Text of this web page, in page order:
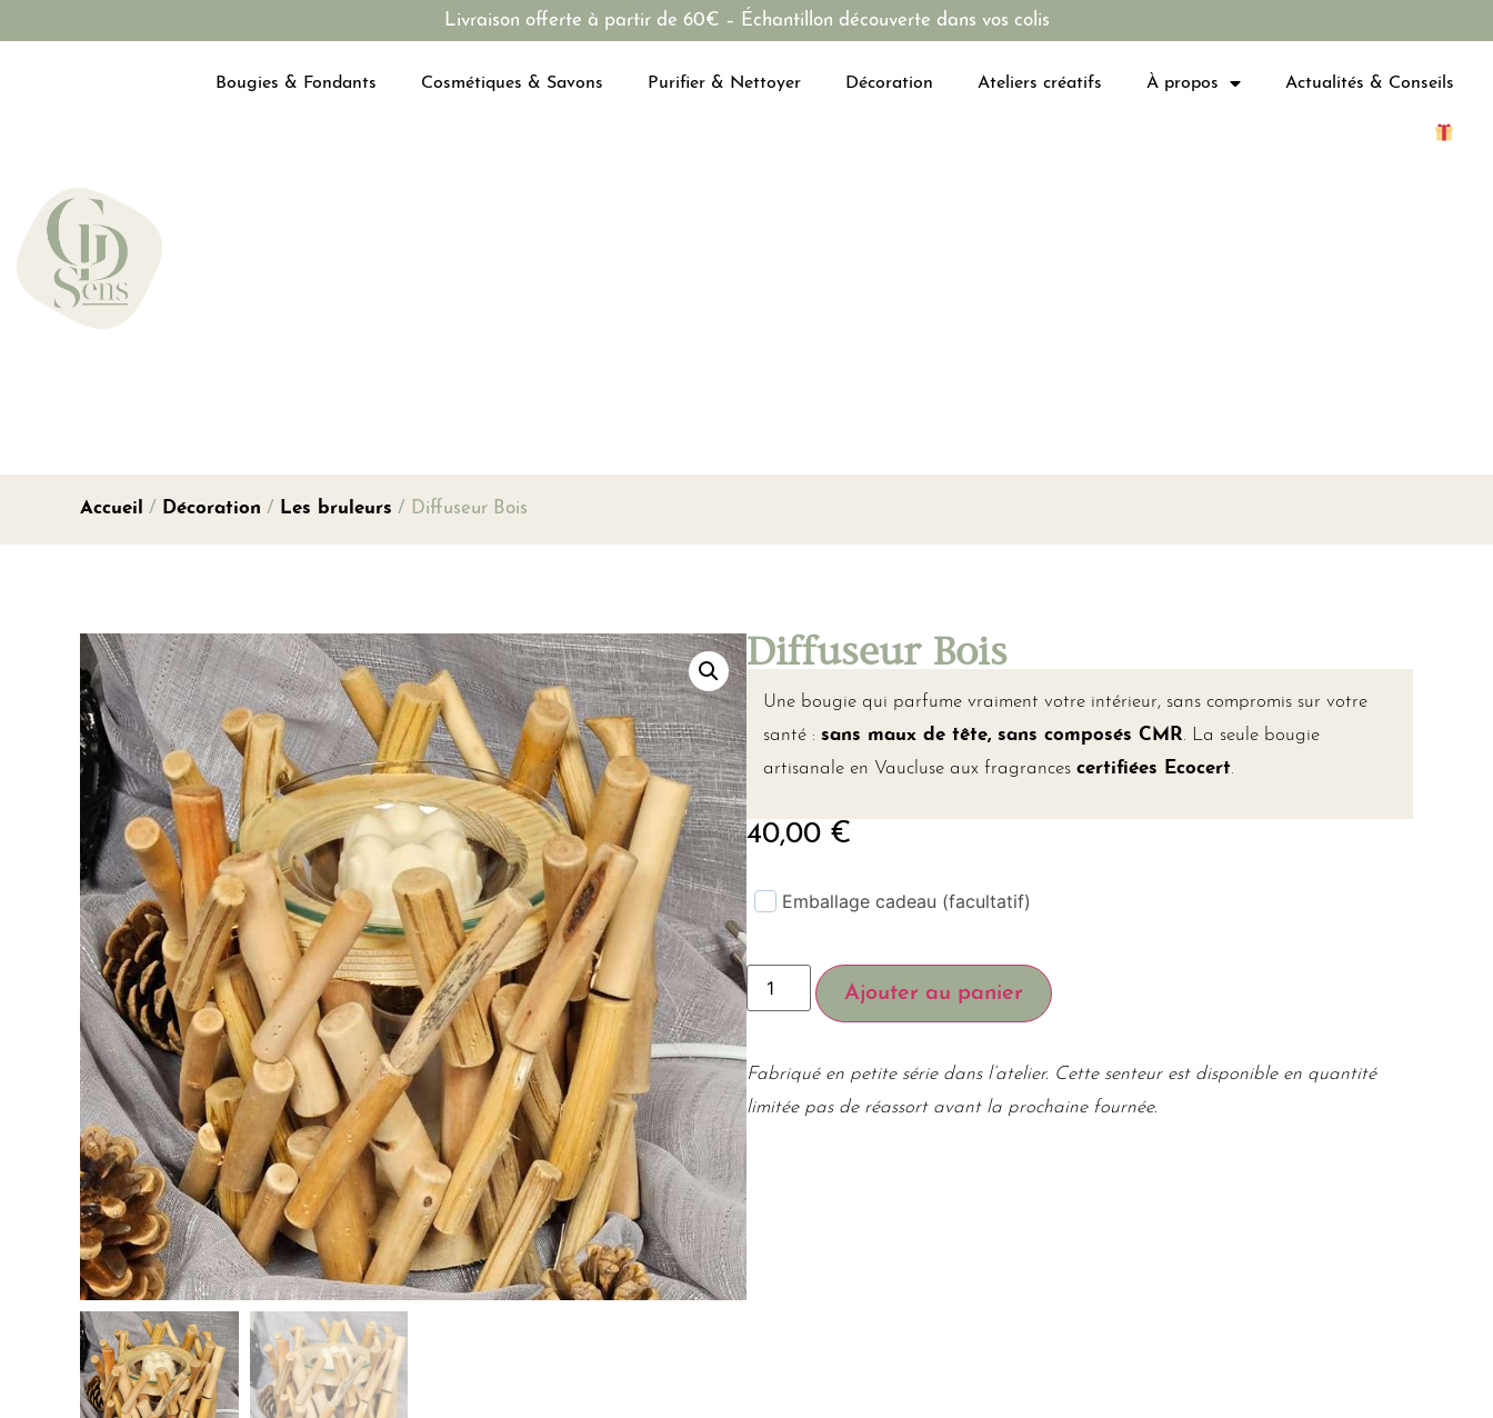
Livraison offerte à partir de 60€ – Échantillon découverte dans vos colis
Bougies & Fondants Cosmétiques & Savons Purifier & Nettoyer Décoration Ateliers créatifs À propos Actualités & Conseils
Accueil / Décoration / Les bruleurs / Diffuseur Bois
Diffuseur Bois
Une bougie qui parfume vraiment votre intérieur, sans compromis sur votre
santé : sans maux de tête, sans composés CMR. La seule bougie
artisanale en Vaucluse aux fragrances certifiées Ecocert.
40,00 €
Emballage cadeau (facultatif)
Ajouter au panier
Fabriqué en petite série dans l’atelier. Cette senteur est disponible en quantité
limitée pas de réassort avant la prochaine fournée.